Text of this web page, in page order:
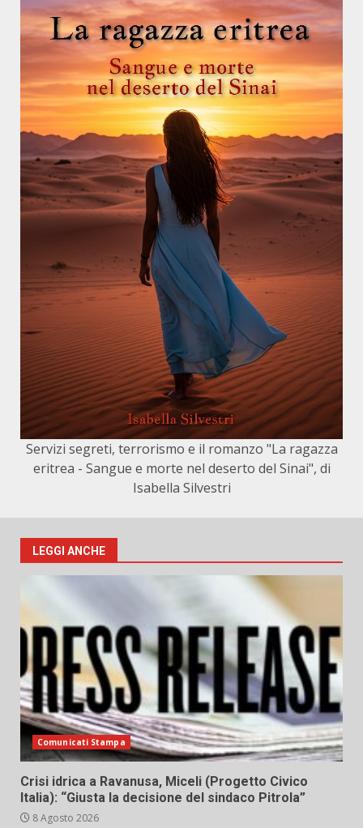
Servizi segreti, terrorismo e il romanzo "La ragazza
eritrea - Sangue e morte nel deserto del Sinai", di
Isabella Silvestri
LEGGI ANCHE
Comunicati Stampa
Crisi idrica a Ravanusa, Miceli (Progetto Civico
Italia): “Giusta la decisione del sindaco Pitrola”
8 Agosto 2026